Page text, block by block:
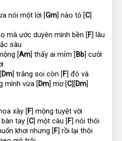
nói một lời [Gm] nào tỏ [C]
mà ước duyên mình bền [F] lâu
sâu
[Am] thấy ai mỉm [Bb] cười
Dm] trăng soi còn [F] đó và
mình vừa [Dm] mơ [C][Dm]
xây [F] mộng tuyệt vời
tay [C] một câu [F] nói thôi
khơi nhưng [F] rồi lại thôi